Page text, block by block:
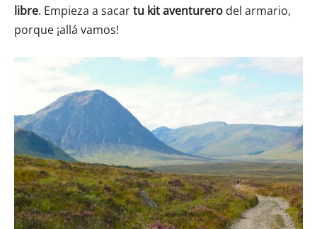
libre. Empieza a sacartu kit aventurero del armario,
porque ¡allá vamos!